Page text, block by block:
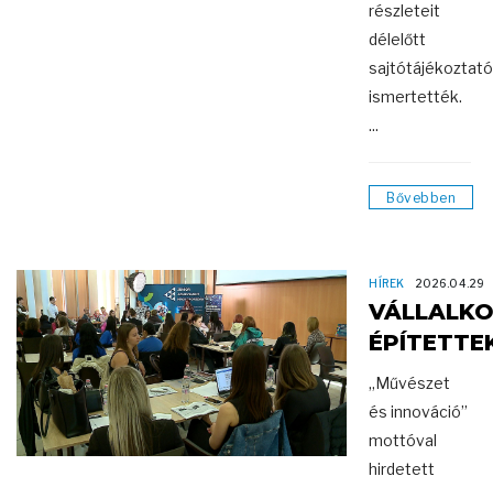
részleteit
délelőtt
ismertették.
...
Bővebben
HÍREK 2026.04.29
„Művészet
és innováció”
mottóval
hirdetett